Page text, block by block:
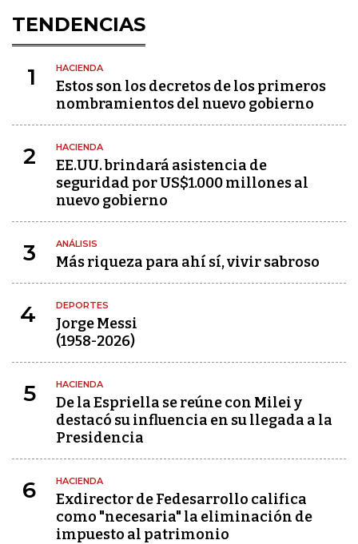
TENDENCIAS
1 HACIENDA
Estos son los decretos de los primeros
nombramientos del nuevo gobierno
2 HACIENDA
EE.UU. brindará asistencia de
seguridad por US$1.000 millones al
nuevo gobierno
3 ANÁLISIS
Más riqueza para ahí sí, vivir sabroso
4 DEPORTES
Jorge Messi
(1958-2026)
5 HACIENDA
De la Espriella se reúne con Milei y
destacó su influencia en su llegada a la
Presidencia
6 HACIENDA
Exdirector de Fedesarrollo califica
como "necesaria" la eliminación de
impuesto al patrimonio